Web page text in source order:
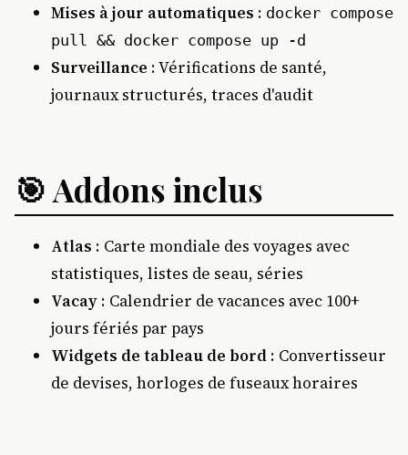
Mises à jour automatiques : docker compose
pull && docker compose up -d
Surveillance : Vérifications de santé,
journaux structurés, traces d'audit
🎯 Addons inclus
Atlas : Carte mondiale des voyages avec
statistiques, listes de seau, séries
Vacay : Calendrier de vacances avec 100+
jours fériés par pays
Widgets de tableau de bord : Convertisseur
de devises, horloges de fuseaux horaires